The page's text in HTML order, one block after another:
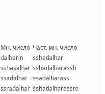
Мн. число Част. мн. число
dalharin
sshadalhar
sshasalhar sshadalharassh
ssadalhar
ssadalharass
ssradalhar sshadalharassre